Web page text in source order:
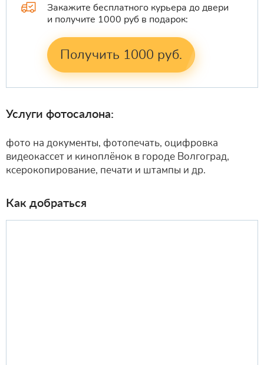
Услуги фотосалона:
фото на документы, фотопечать, оцифровка
видеокассет и киноплёнок в городе Волгоград,
ксерокопирование, печати и штампы и др.
Как добраться
Закажите бесплатного курьера до двери
и получите 1000 руб в подарок:
Получить 1000 руб.